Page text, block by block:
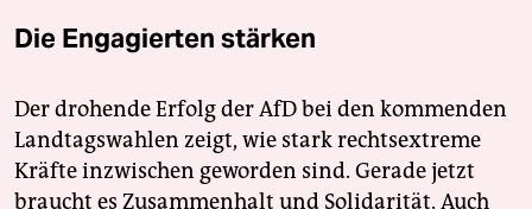
Die Engagierten stärken
Der drohende Erfolg der AfD bei den kommenden
Landtagswahlen zeigt, wie stark rechtsextreme
Kräfte inzwischen geworden sind. Gerade jetzt
braucht es Zusammenhalt und Solidarität. Auch